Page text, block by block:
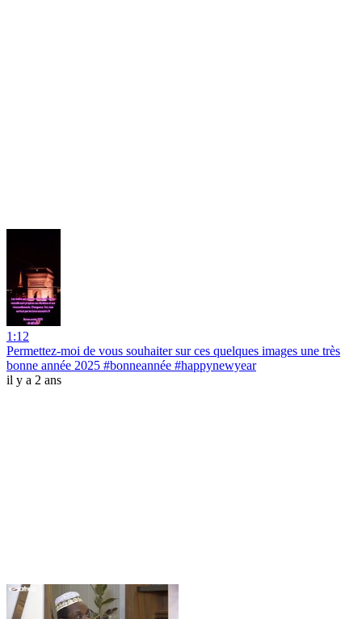
1:12
Permettez-moi de vous souhaiter sur ces quelques images une très
bonne année 2025 #bonneannée #happynewyear
il y a 2 ans